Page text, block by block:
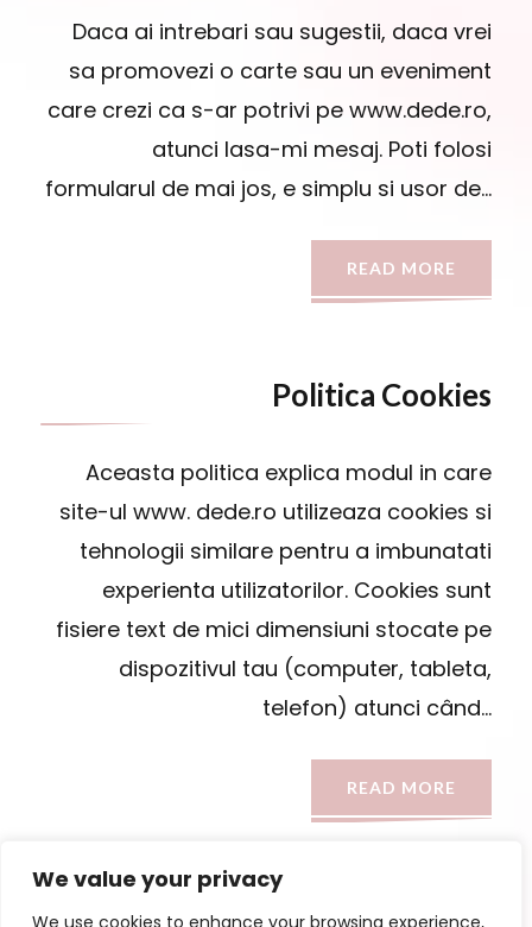
We value your privacy
We use cookies to enhance your browsing experience,
Daca ai intrebari sau sugestii, daca vrei
sa promovezi o carte sau un eveniment
care crezi ca s-ar potrivi pe www.dede.ro,
atunci lasa-mi mesaj. Poti folosi
formularul de mai jos, e simplu si usor de…
READ MORE
Politica Cookies
Aceasta politica explica modul in care
site-ul www. dede.ro utilizeaza cookies si
tehnologii similare pentru a imbunatati
experienta utilizatorilor. Cookies sunt
fisiere text de mici dimensiuni stocate pe
dispozitivul tau (computer, tableta,
telefon) atunci când…
READ MORE